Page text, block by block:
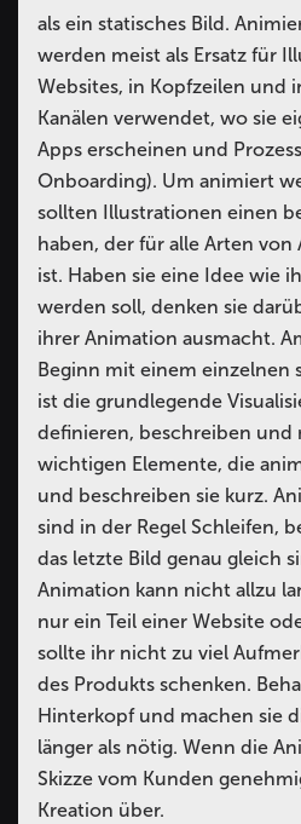
als ein statisches Bild.
werden meist als Ersatz für
Websites, in Kopfzeilen und
Kanälen verwendet, wo sie
Apps erscheinen und
Onboarding). Um animiert
sollten Illustrationen einen
haben, der für alle Arten
ist. Haben sie eine Idee wie
werden soll, denken sie
ihrer Animation ausmacht.
Beginn mit einem einzelnen
ist die grundlegende
definieren, beschreiben und
wichtigen Elemente, die
und beschreiben sie kurz.
sind in der Regel Schleifen,
das letzte Bild genau gleich
Animation kann nicht allzu
nur ein Teil einer Website
sollte ihr nicht zu viel
des Produkts schenken.
Hinterkopf und machen sie
länger als nötig. Wenn die
Skizze vom Kunden
Kreation über.